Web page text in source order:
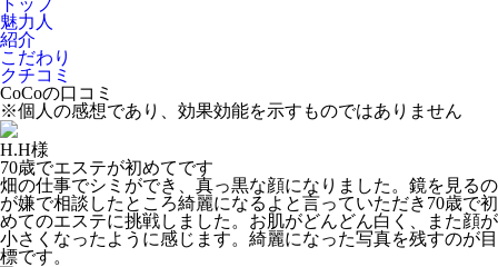
トップ
魅力人
紹介
こだわり
クチコミ
CoCoの口コミ
※個人の感想であり、効果効能を示すものではありません
H.H様
70歳でエステが初めてです
畑の仕事でシミができ、真っ黒な顔になりました。鏡を見るの
が嫌で相談したところ綺麗になるよと言っていただき70歳で初
めてのエステに挑戦しました。お肌がどんどん白く、また顔が
小さくなったように感じます。綺麗になった写真を残すのが目
標です。